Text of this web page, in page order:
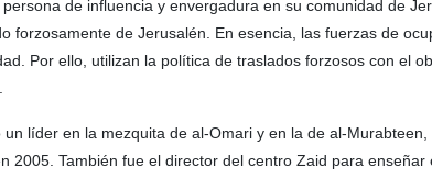
de influencia y envergadura en su comunidad de
forzosamente de Jerusalén. En esencia, las fuerzas de
Por ello, utilizan la política de traslados forzosos con el
un líder en la mezquita de al-Omari y en la de al-
2005. También fue el director del centro Zaid para